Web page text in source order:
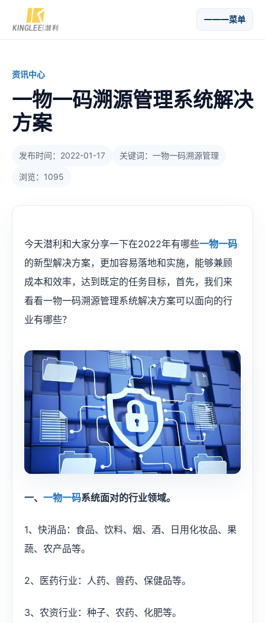
菜单
资讯中心
一物一码溯源管理系统解决
方案
发布时间：2022-01-17 关键词：一物一码溯源管理
浏览：1095
今天潜利和大家分享一下在2022年有哪些一物一码
的新型解决方案，更加容易落地和实施，能够兼顾
成本和效率，达到既定的任务目标，首先，我们来
看看一物一码溯源管理系统解决方案可以面向的行
业有哪些？
一、 一物一码系统面对的行业领域。
1、快消品：食品、饮料、烟、酒、日用化妆品、果
蔬、农产品等。
2、医药行业：人药、兽药、保健品等。
3、农资行业：种子、农药、化肥等。